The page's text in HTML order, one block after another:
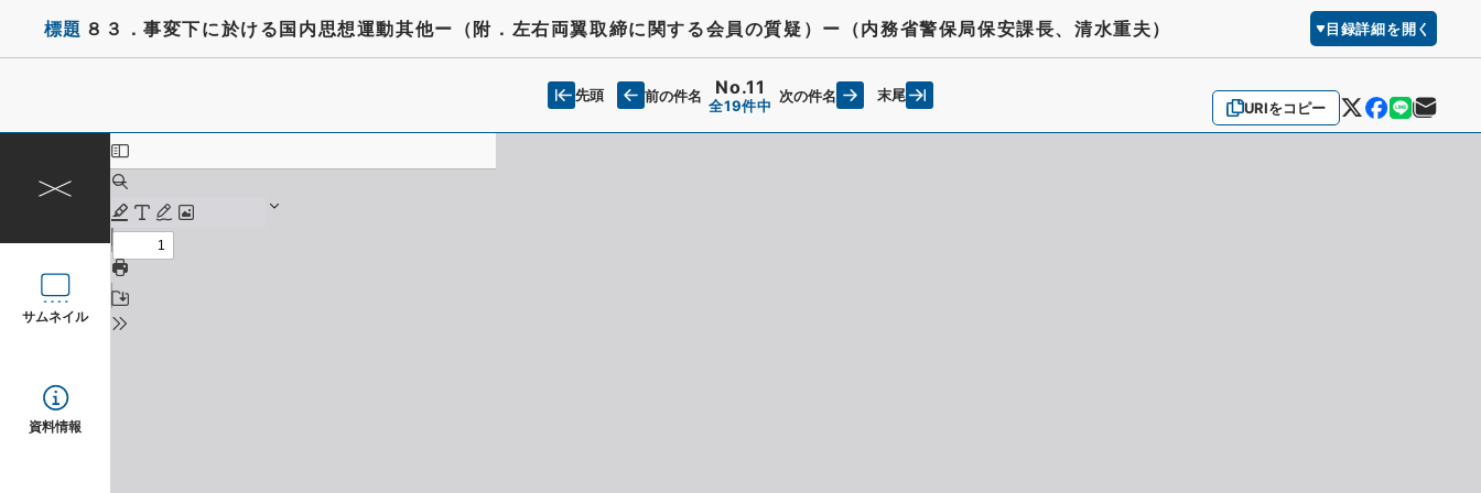
標題 ８３．事変下に於ける国内思想運動其他ー（附．左右両翼取締に関する会員の質疑）ー（内務省警保局保安課長、清水重夫） 目録詳細を開く
URIをコピー
先頭 前の件名 No.11
全19件中
次の件名 末尾
サムネイル
資料情報